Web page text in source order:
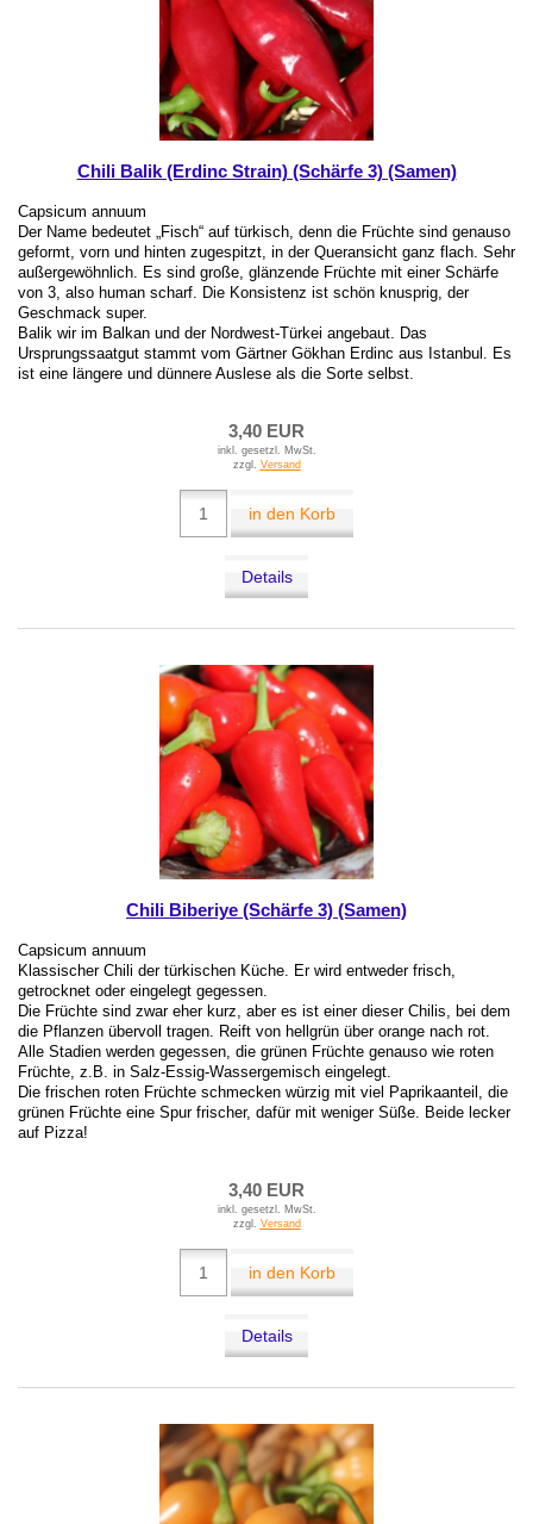
Chili Balik (Erdinc Strain) (Schärfe 3) (Samen)
Capsicum annuum
Der Name bedeutet „Fisch“ auf türkisch, denn die Früchte sind genauso
geformt, vorn und hinten zugespitzt, in der Queransicht ganz flach. Sehr
außergewöhnlich. Es sind große, glänzende Früchte mit einer Schärfe
von 3, also human scharf. Die Konsistenz ist schön knusprig, der
Geschmack super.
Balik wir im Balkan und der Nordwest-Türkei angebaut. Das
Ursprungssaatgut stammt vom Gärtner Gökhan Erdinc aus Istanbul. Es
ist eine längere und dünnere Auslese als die Sorte selbst.
3,40 EUR
inkl. gesetzl. MwSt.
zzgl. Versand
in den Korb
Details
Chili Biberiye (Schärfe 3) (Samen)
Capsicum annuum
Klassischer Chili der türkischen Küche. Er wird entweder frisch,
getrocknet oder eingelegt gegessen.
Die Früchte sind zwar eher kurz, aber es ist einer dieser Chilis, bei dem
die Pflanzen übervoll tragen. Reift von hellgrün über orange nach rot.
Alle Stadien werden gegessen, die grünen Früchte genauso wie roten
Früchte, z.B. in Salz-Essig-Wassergemisch eingelegt.
Die frischen roten Früchte schmecken würzig mit viel Paprikaanteil, die
grünen Früchte eine Spur frischer, dafür mit weniger Süße. Beide lecker
auf Pizza!
3,40 EUR
inkl. gesetzl. MwSt.
zzgl. Versand
in den Korb
Details